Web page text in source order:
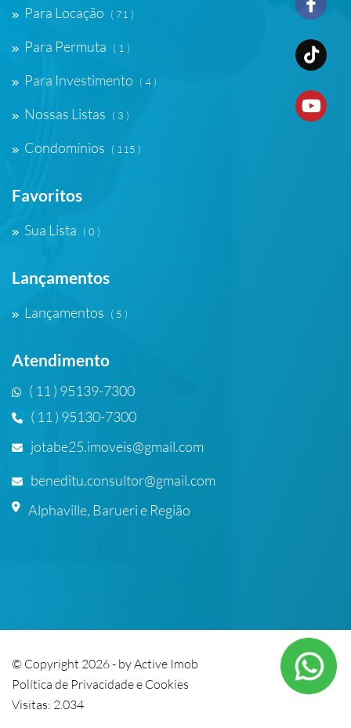
Para Locação ( 71 )
Para Permuta ( 1 )
Para Investimento ( 4 )
Nossas Listas ( 3 )
Condomínios ( 115 )
Favoritos
Sua Lista ( 0 )
Lançamentos
Lançamentos ( 5 )
Atendimento
( 11 ) 95139-7300
( 11 ) 95130-7300
jotabe25.imoveis@gmail.com
beneditu.consultor@gmail.com
Alphaville, Barueri e Região
© Copyright 2026 - byActive Imob
Política de Privacidade e Cookies
Visitas: 2.034